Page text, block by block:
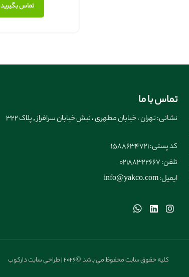
تماس بگیرید
تماس با ما
نشانی: تهران ، خیابان مطهری ، نبش خیابان سرافراز , پلاک 322
کد پستی: 1588634721
تلفن: 02188322667
ایمیل: info@yakco.com
کلیه حقوق سایت محفوظ می باشد.©2026 | طراحی سایت دارکوب